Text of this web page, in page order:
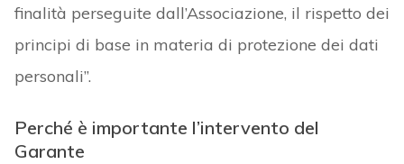
finalità perseguite dall’Associazione, il rispetto dei
principi di base in materia di protezione dei dati
personali”.
Perché è importante l’intervento del
Garante